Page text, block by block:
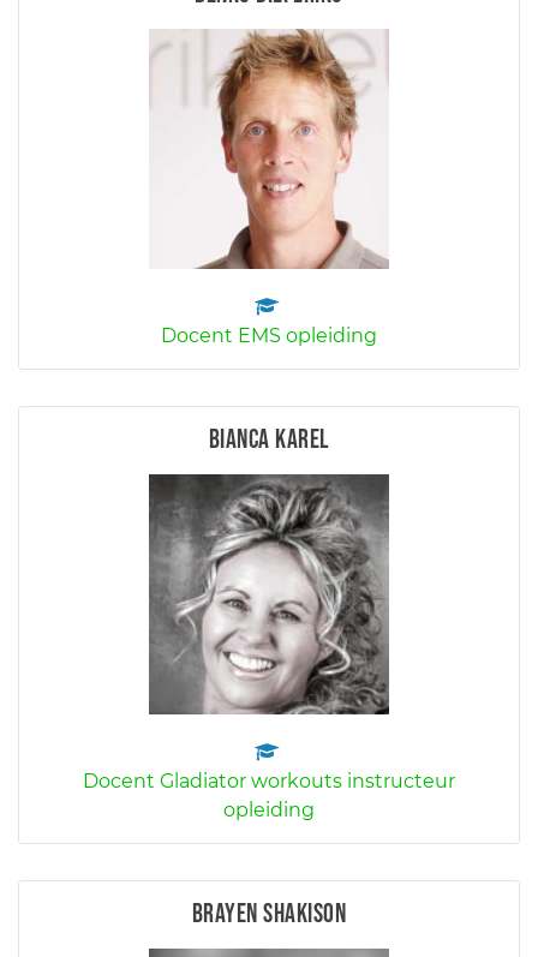
Docent EMS opleiding
Bianca Karel
Docent Gladiator workouts instructeur
opleiding
Brayen Shakison